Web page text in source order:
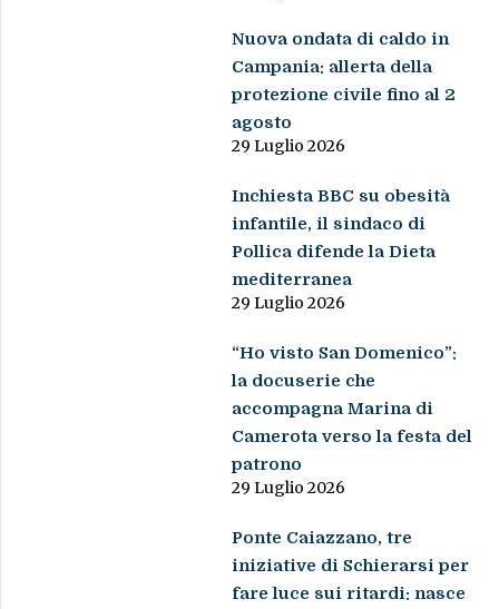
Nuova ondata di caldo in
Campania: allerta della
protezione civile fino al 2
agosto
29 Luglio 2026
Inchiesta BBC su obesità
infantile, il sindaco di
Pollica difende la Dieta
mediterranea
29 Luglio 2026
“Ho visto San Domenico”:
la docuserie che
accompagna Marina di
Camerota verso la festa del
patrono
29 Luglio 2026
Ponte Caiazzano, tre
iniziative di Schierarsi per
fare luce sui ritardi: nasce